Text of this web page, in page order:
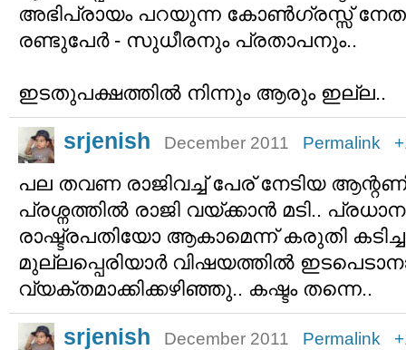
അഭിപ്രായം പറയുന്ന കോണ്‍ഗ്രസ്സ്
രണ്ടുപേര്‍ - സുധീരനും പ്രതാപനും..
ഇടതുപക്ഷത്തില്‍ നിന്നും ആരും ഇല്ല..
srjenish December 2011 Permalink
പല തവണ രാജിവച്ച് പേര് നേടിയ
പ്രശ്നത്തില്‍ രാജി വയ്ക്കാന്‍ മടി..
രാഷ്ട്രപതിയോ ആകാമെന്ന് കരുതി
മുല്ലപ്പെരിയാര്‍ വിഷയത്തില്‍
വ്യക്തമാക്കിക്കഴിഞ്ഞു.. കഷ്ടം തന്നെ..
srjenish December 2011 Permalink